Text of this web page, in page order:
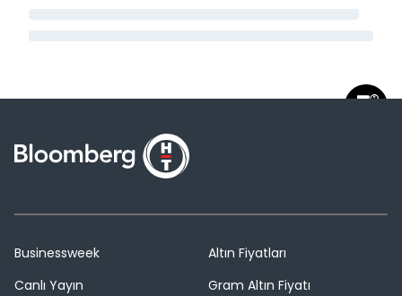
Businessweek
Canlı Yayın
Altın Fiyatları
Gram Altın Fiyatı